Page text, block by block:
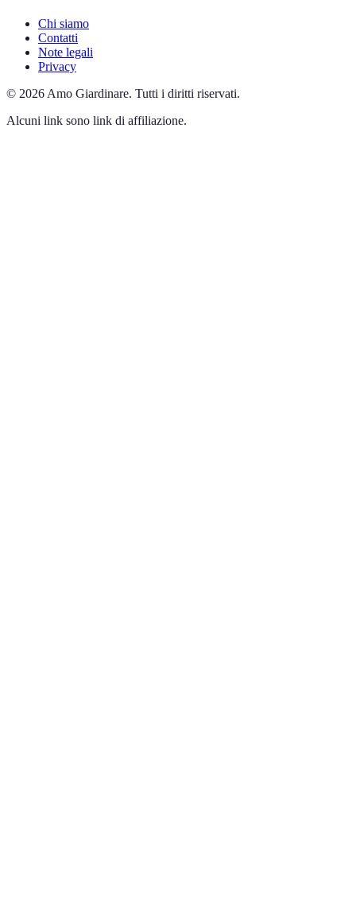
Chi siamo
Contatti
Note legali
Privacy
© 2026 Amo Giardinare. Tutti i diritti riservati.
Alcuni link sono link di affiliazione.